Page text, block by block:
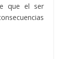
que el ser